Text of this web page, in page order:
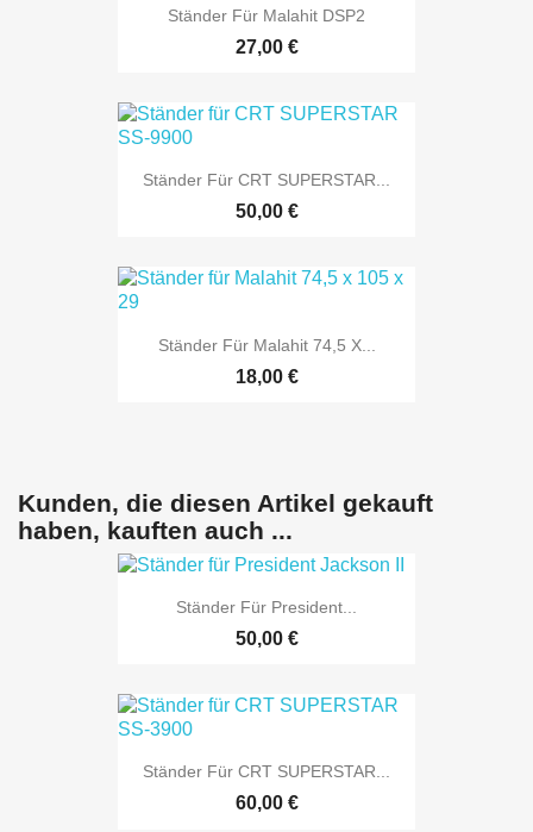
Ständer Für Malahit DSP2
27,00 €
Ständer Für CRT SUPERSTAR...
50,00 €
Ständer Für Malahit 74,5 X...
18,00 €
Kunden, die diesen Artikel gekauft
haben, kauften auch ...
Ständer Für President...
50,00 €
Ständer Für CRT SUPERSTAR...
60,00 €